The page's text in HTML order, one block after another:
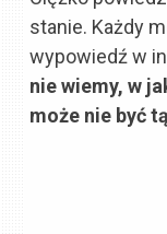
stanie. Każdy
wypowiedź w
nie wiemy, w
może nie być